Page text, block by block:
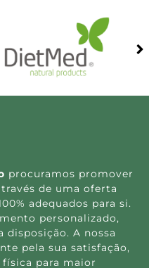
procuramos promover
de uma oferta
adequados para si.
personalizado,
disposição. A nossa
pela sua satisfação,
física para maior